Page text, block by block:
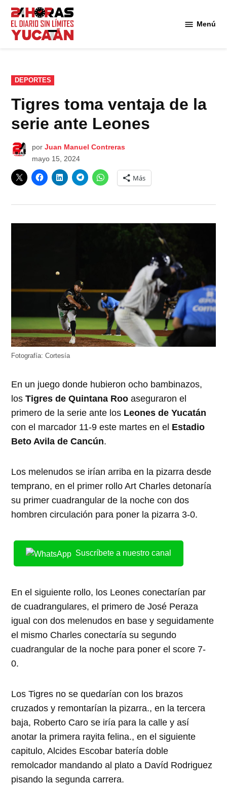
Saltar
contenido
Menú
PUBLICADO
EN
DEPORTES
Tigres toma ventaja de la
serie ante Leones
por Juan Manuel Contreras
mayo 15, 2024
Más
Fotografía: Cortesía
En un juego donde hubieron ocho bambinazos,
losTigres de Quintana Roo aseguraron el
primero de la serie ante los Leones de Yucatán
con el marcador 11-9 este martes en el Estadio
Beto Avila de Cancún.
Los melenudos se irían arriba en la pizarra desde
temprano, en el primer rollo Art Charles detonaría
su primer cuadrangular de la noche con dos
hombren circulación para poner la pizarra 3-0.
Suscríbete a nuestro canal
En el siguiente rollo, los Leones conectarían par
de cuadrangulares, el primero de José Peraza
igual con dos melenudos en base y seguidamente
el mismo Charles conectaría su segundo
cuadrangular de la noche para poner el score 7-
0.
Los Tigres no se quedarían con los brazos
cruzados y remontarían la pizarra., en la tercera
baja, Roberto Caro se iría para la calle y así
anotar la primera rayita felina., en el siguiente
capitulo, Alcides Escobar batería doble
remolcador mandando al plato a Davíd Rodriguez
pisando la segunda carrera.